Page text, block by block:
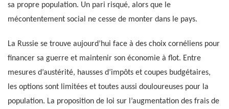
sa propre population. Un pari risqué, alors que le
mécontentement social ne cesse de monter dans le pays.
La Russie se trouve aujourd’hui face à des choix cornéliens pour
financer sa guerre et maintenir son économie à flot. Entre
mesures d’austérité, hausses d’impôts et coupes budgétaires,
les options sont limitées et toutes aussi douloureuses pour la
population. La proposition de loi sur l’augmentation des frais de